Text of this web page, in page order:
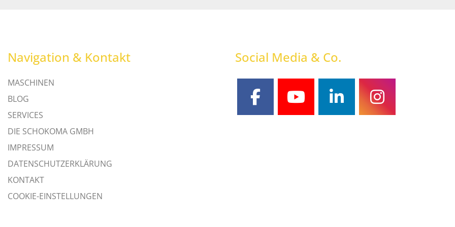
Navigation & Kontakt
MASCHINEN
BLOG
SERVICES
DIE SCHOKOMA GMBH
IMPRESSUM
DATENSCHUTZERKLÄRUNG
KONTAKT
COOKIE-EINSTELLUNGEN
Social Media & Co.
facebookyoutubelinkedininstagram